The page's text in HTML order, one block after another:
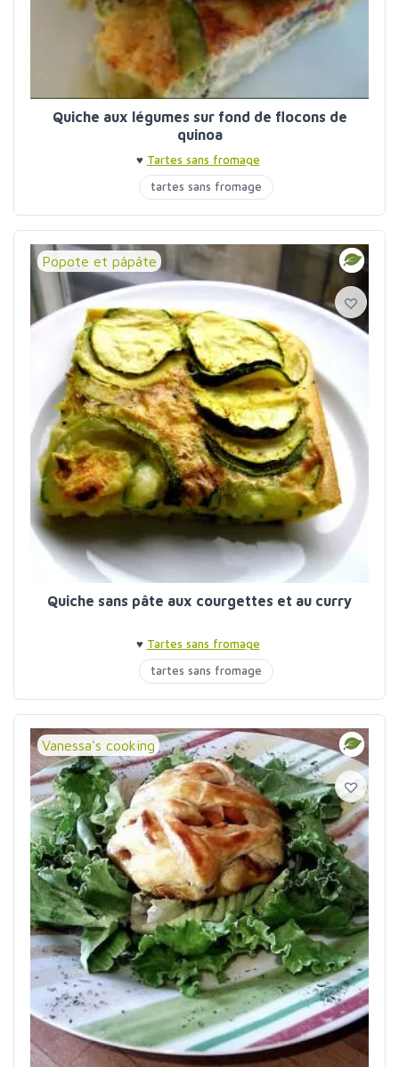
Quiche aux légumes sur fond de flocons de
quinoa
♥ Tartes sans fromage
tartes sans fromage
Popote et pâpâte
Quiche sans pâte aux courgettes et au curry
♥ Tartes sans fromage
tartes sans fromage
Vanessa's cooking